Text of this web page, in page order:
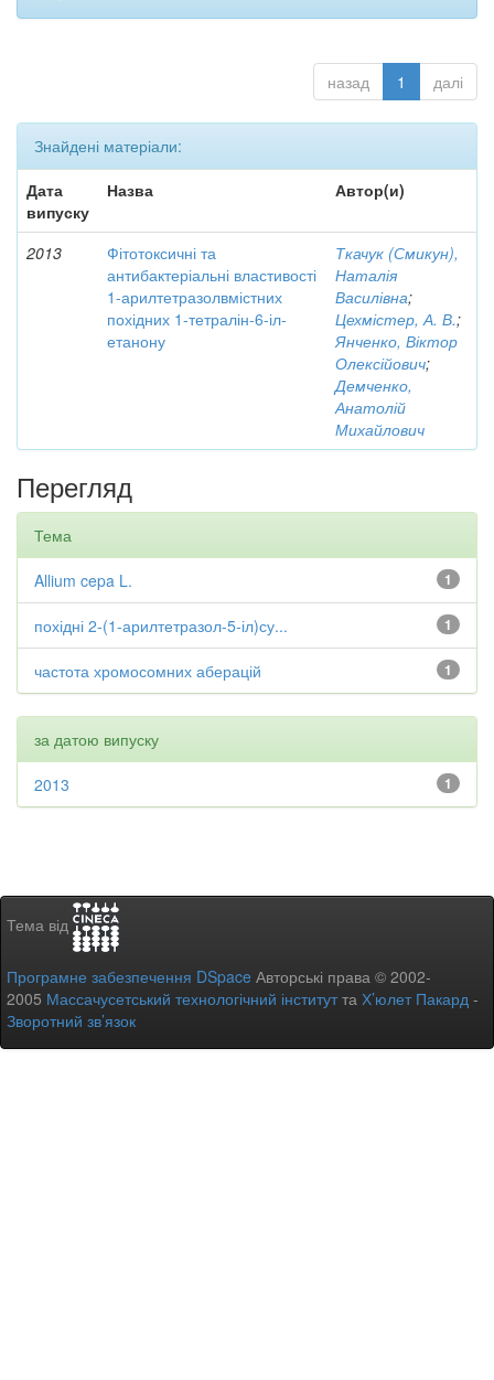
назад 1 далі
Знайдені матеріали:
Дата
випуску
Назва Автор(и)
2013
Фітотоксичні та
антибактеріальні властивості
1-арилтетразолвмістних
похідних 1-тетралін-6-іл-
етанону
Ткачук (Смикун),
Наталія
Василівна;
Цехмістер, А. В.;
Янченко, Віктор
Олексійович;
Демченко,
Анатолій
Михайлович
Перегляд
Тема
1
Allium cepa L.
1
похідні 2-(1-арилтетразол-5-іл)су...
1
частота хромосомних аберацій
за датою випуску
1
2013
Тема від
Програмне забезпечення DSpace Авторські права © 2002-
2005 Массачусетський технологічний інститутта Х’юлет Пакард -
Зворотний зв’язок